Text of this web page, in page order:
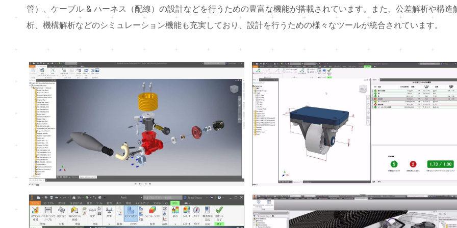
管）、ケーブル & ハーネス（配線）の設計などを行うための豊富な機能が搭載されています。また、公差解析や構造
析、機構解析などのシミュレーション機能も充実しており、設計を行うための様々なツールが統合されています。